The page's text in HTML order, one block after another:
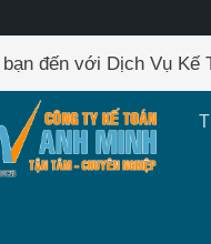
đến với Dịch Vụ Kế